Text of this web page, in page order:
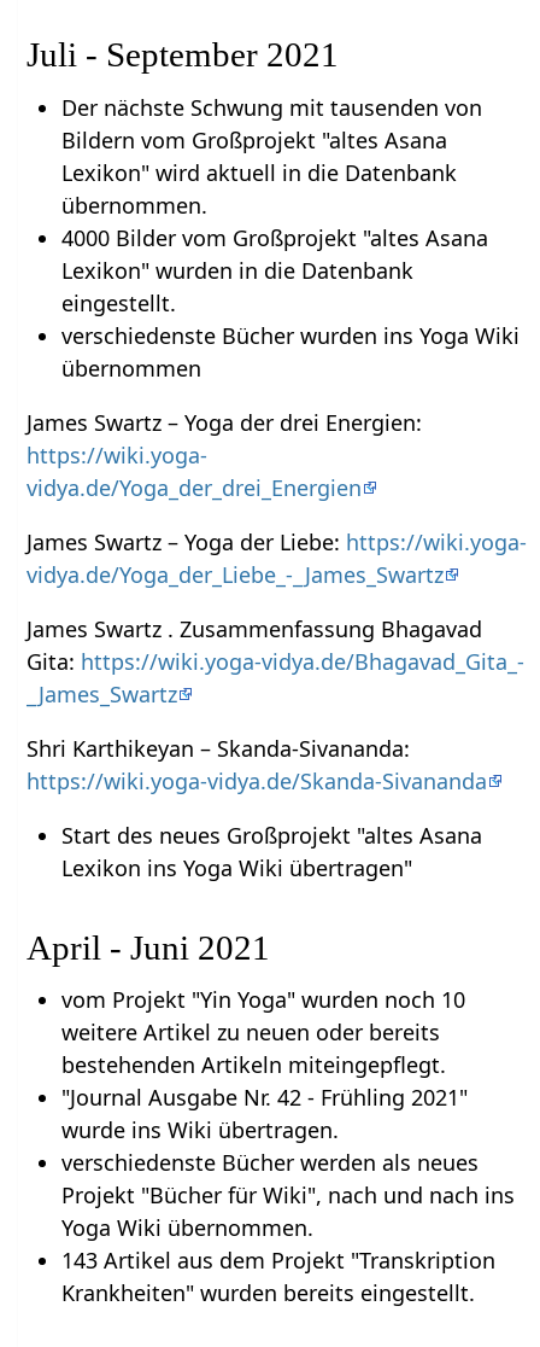
Juli - September 2021
Der nächste Schwung mit tausenden von
Bildern vom Großprojekt "altes Asana
Lexikon" wird aktuell in die Datenbank
übernommen.
4000 Bilder vom Großprojekt "altes Asana
Lexikon" wurden in die Datenbank
eingestellt.
verschiedenste Bücher wurden ins Yoga Wiki
übernommen
James Swartz – Yoga der drei Energien:
https://wiki.yoga-
vidya.de/Yoga_der_drei_Energien
James Swartz – Yoga der Liebe: https://wiki.yoga-
vidya.de/Yoga_der_Liebe_-_James_Swartz
James Swartz . Zusammenfassung Bhagavad
Gita: https://wiki.yoga-vidya.de/Bhagavad_Gita_-
_James_Swartz
Shri Karthikeyan – Skanda-Sivananda:
https://wiki.yoga-vidya.de/Skanda-Sivananda
Start des neues Großprojekt "altes Asana
Lexikon ins Yoga Wiki übertragen"
April - Juni 2021
vom Projekt "Yin Yoga" wurden noch 10
weitere Artikel zu neuen oder bereits
bestehenden Artikeln miteingepflegt.
"Journal Ausgabe Nr. 42 - Frühling 2021"
wurde ins Wiki übertragen.
verschiedenste Bücher werden als neues
Projekt "Bücher für Wiki", nach und nach ins
Yoga Wiki übernommen.
143 Artikel aus dem Projekt "Transkription
Krankheiten" wurden bereits eingestellt.